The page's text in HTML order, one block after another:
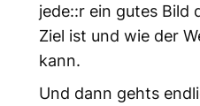
jede::r ein gutes Bild
Ziel ist und wie der
kann.
Und dann gehts